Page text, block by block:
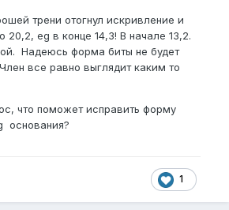
трени отогнул искривление и
20,2, eg в конце 14,3! В начале 13,2.
Надеюсь форма биты не будет
все равно выглядит каким то
что поможет исправить форму
основания?
1